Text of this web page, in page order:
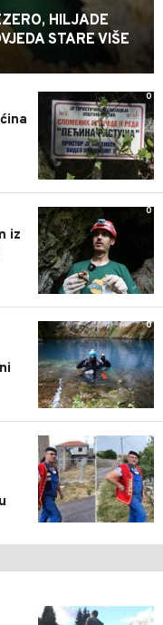
HILJADE
STARE VIŠE
0
0
iz
0
0
4